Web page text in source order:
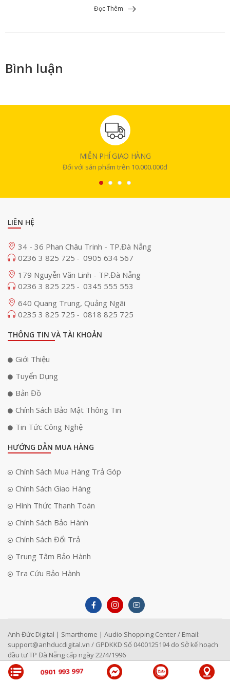
Đọc Thêm
Bình luận
MIỄN PHÍ GIAO HÀNG
Đối với sản phẩm trên 10.000.000đ
0901 993 997
LIÊN HỆ
34 - 36 Phan Châu Trinh - TP.Đà Nẵng
0236 3 825 725 - 0905 634 567
179 Nguyễn Văn Linh - TP.Đà Nẵng
0236 3 825 225 - 0345 555 553
640 Quang Trung, Quảng Ngãi
0235 3 825 725 - 0818 825 725
THÔNG TIN VÀ TÀI KHOẢN
Giới Thiệu
Tuyển Dụng
Bản Đồ
Chính Sách Bảo Mật Thông Tin
Tin Tức Công Nghệ
HƯỚNG DẪN MUA HÀNG
Chính Sách Mua Hàng Trả Góp
Chính Sách Giao Hàng
Hình Thức Thanh Toán
Chính Sách Bảo Hành
Chính Sách Đổi Trả
Trung Tâm Bảo Hành
Tra Cứu Bảo Hành
Anh Đức Digital | Smarthome | Audio Shopping Center / Email:
support@anhducdigital.vn / GPDKKD Số 0400125194 do Sở kế hoạch
đầu tư TP Đà Nẵng cấp ngày 22/4/1996